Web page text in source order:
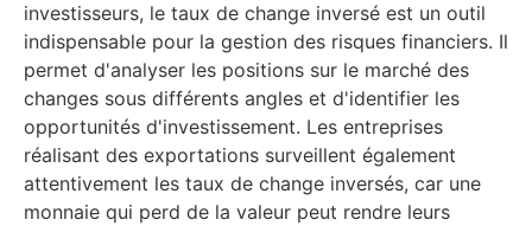
investisseurs, le taux de change inversé est un outil
indispensable pour la gestion des risques financiers. Il
permet d'analyser les positions sur le marché des
changes sous différents angles et d'identifier les
opportunités d'investissement. Les entreprises
réalisant des exportations surveillent également
attentivement les taux de change inversés, car une
monnaie qui perd de la valeur peut rendre leurs